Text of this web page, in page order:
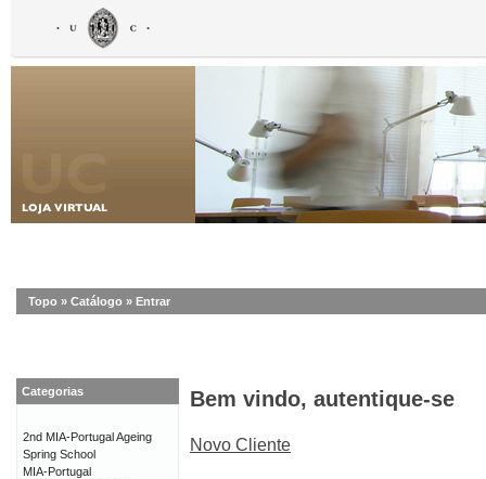
Topo » Catálogo » Entrar
Bem vindo, autentique-se
Novo Cliente
Categorias
2nd MIA-Portugal Ageing
Spring School
MIA-Portugal